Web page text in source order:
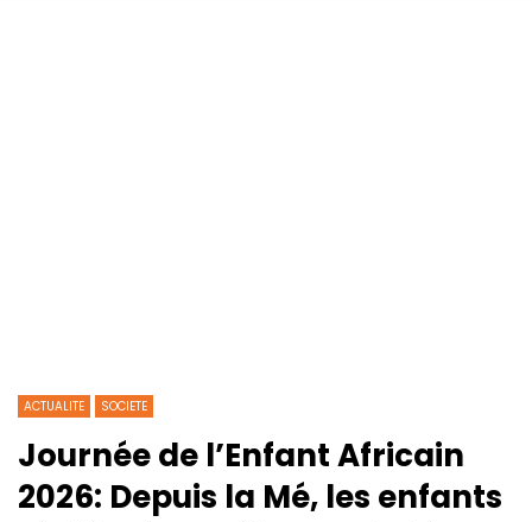
ACTUALITE SOCIETE
Journée de l’Enfant Africain
2026: Depuis la Mé, les enfants